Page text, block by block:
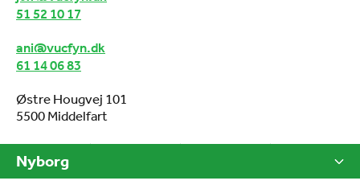
51 52 10 17
ani@vucfyn.dk
61 14 06 83
Østre Hougvej 101
5500 Middelfart
Nyborg